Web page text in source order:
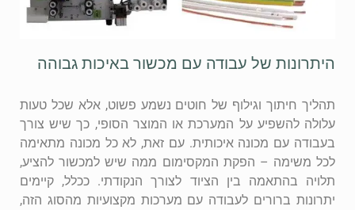
היתרונות של עבודה עם מכשור באיכות גבוהה
תהליך חיתוך וגילוף של חוטים נשמע פשוט, אלא שכל טעות
עלולה להשפיע על המערכת או המוצר הסופי, כך שיש צורך
בעבודה עם מכונה איכותית. עם זאת, לא כל מכונה מתאימה
לכל משימה – הפקת המקסימום ממה שיש למכשור להציע,
תלויה בהתאמה בין הציוד לצורך הנקודתי. ככלל, קיימים
יתרונות ברורים לעבודה עם מערכות מקצועיות מהסוג הזה,